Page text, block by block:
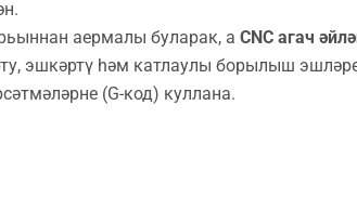
аермалы буларак, а CNC агач
эшкәртү һәм катлаулы борылыш
(G-код) куллана.